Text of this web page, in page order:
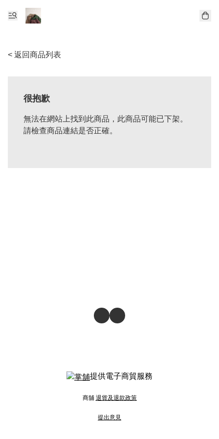
< 返回商品列表
很抱歉
無法在網站上找到此商品，此商品可能已下架。
請檢查商品連結是否正確。
提供電子商貿服務
商舖 退貨及退款政策
提出意見